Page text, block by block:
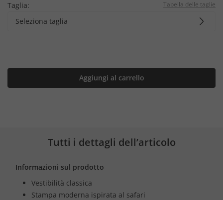
Taglia: Tabella delle taglie
Seleziona taglia
Aggiungi al carrello
Tutti i dettagli dell’articolo
Informazioni sul prodotto
Vestibilità classica
Stampa moderna ispirata al safari